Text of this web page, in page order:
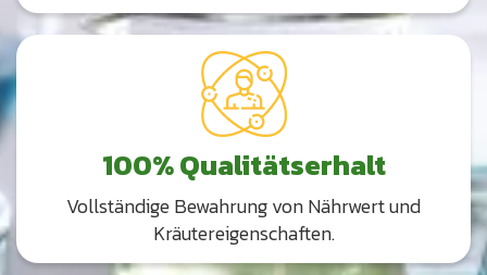
100% Qualitätserhalt
Vollständige Bewahrung von Nährwert und
Kräutereigenschaften.